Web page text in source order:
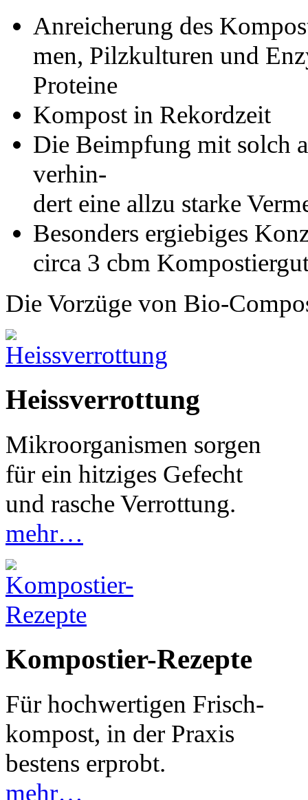
Anreicherung des
men, Pilzkulturen und
Proteine
Kompost in Rekordzeit
Die Beimpfung mit solch
verhin-
dert eine allzu starke
Besonders ergiebiges
circa 3 cbm
Die Vorzüge von Bio-
Heissverrottung
Mikroorganismen sorgen
für ein hitziges Gefecht
und rasche Verrottung.
mehr…
Kompostier-Rezepte
Für hochwertigen Frisch-
kompost, in der Praxis
bestens erprobt.
mehr…